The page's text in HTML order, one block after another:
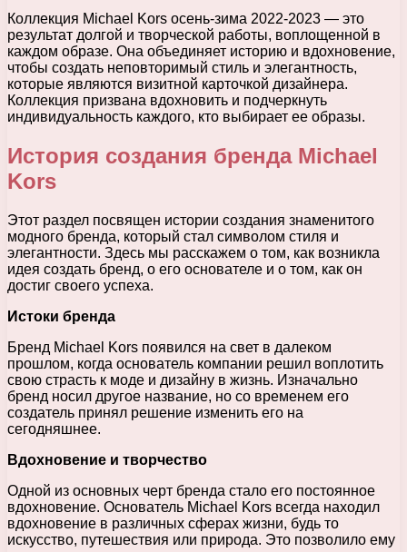
Коллекция Michael Kors осень-зима 2022-2023 — это
результат долгой и творческой работы, воплощенной в
каждом образе. Она объединяет историю и вдохновение,
чтобы создать неповторимый стиль и элегантность,
которые являются визитной карточкой дизайнера.
Коллекция призвана вдохновить и подчеркнуть
индивидуальность каждого, кто выбирает ее образы.
История создания бренда Michael
Kors
Этот раздел посвящен истории создания знаменитого
модного бренда, который стал символом стиля и
элегантности. Здесь мы расскажем о том, как возникла
идея создать бренд, о его основателе и о том, как он
достиг своего успеха.
Истоки бренда
Бренд Michael Kors появился на свет в далеком
прошлом, когда основатель компании решил воплотить
свою страсть к моде и дизайну в жизнь. Изначально
бренд носил другое название, но со временем его
создатель принял решение изменить его на
сегодняшнее.
Вдохновение и творчество
Одной из основных черт бренда стало его постоянное
вдохновение. Основатель Michael Kors всегда находил
вдохновение в различных сферах жизни, будь то
искусство, путешествия или природа. Это позволило ему